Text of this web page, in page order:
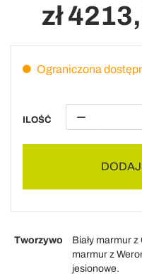
zł
Ograniczona
ILOŚĆ
Tworzywo
Biały marmur
marmur z
jesionowe.